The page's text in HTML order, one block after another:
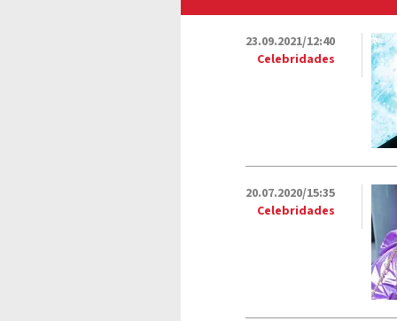
23.09.2021/12:40
Celebridades
20.07.2020/15:35
Celebridades